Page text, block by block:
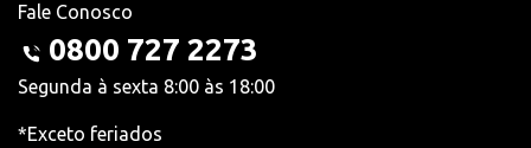
Fale Conosco
0800 727 2273
Segunda à sexta 8:00 às 18:00
*Exceto feriados